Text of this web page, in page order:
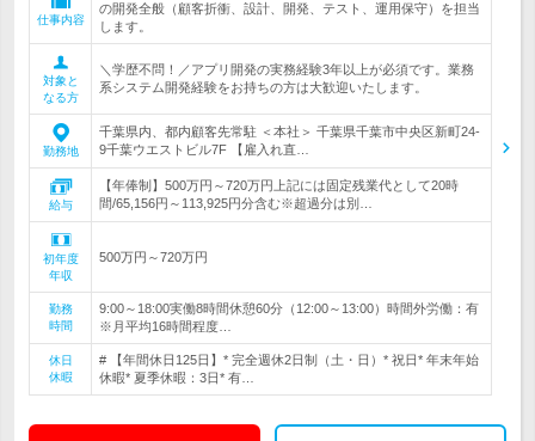
仕事内容
の開発全般（顧客折衝、設計、開発、テスト、運用保守）を担当
します。
対象と
なる方
＼学歴不問！／アプリ開発の実務経験3年以上が必須です。業務
系システム開発経験をお持ちの方は大歓迎いたします。
勤務地
千葉県内、都内顧客先常駐 ＜本社＞ 千葉県千葉市中央区新町24-
9千葉ウエストビル7F 【雇入れ直…
給与
【年俸制】500万円～720万円上記には固定残業代として20時
間/65,156円～113,925円分含む※超過分は別…
初年度
年収
500万円～720万円
勤務
時間
9:00～18:00実働8時間休憩60分（12:00～13:00）時間外労働：有
※月平均16時間程度…
休日
休暇
# 【年間休日125日】* 完全週休2日制（土・日）* 祝日* 年末年始
休暇* 夏季休暇：3日* 有…